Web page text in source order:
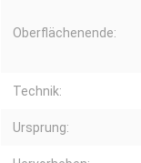
Oberflächenende:
Technik:
Ursprung: